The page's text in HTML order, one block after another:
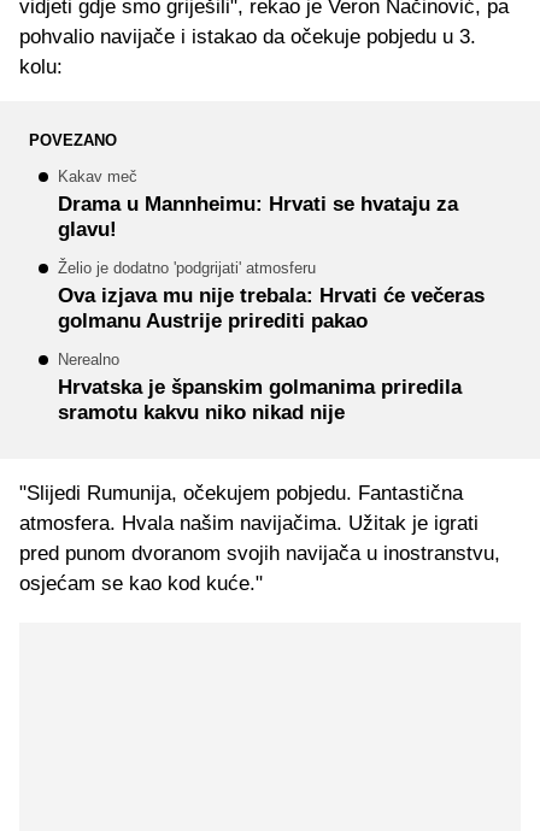
vidjeti gdje smo griješili", rekao je Veron Načinović, pa
pohvalio navijače i istakao da očekuje pobjedu u 3.
kolu:
POVEZANO
Kakav meč
Drama u Mannheimu: Hrvati se hvataju za
glavu!
Želio je dodatno 'podgrijati' atmosferu
Ova izjava mu nije trebala: Hrvati će večeras
golmanu Austrije prirediti pakao
Nerealno
Hrvatska je španskim golmanima priredila
sramotu kakvu niko nikad nije
"Slijedi Rumunija, očekujem pobjedu. Fantastična
atmosfera. Hvala našim navijačima. Užitak je igrati
pred punom dvoranom svojih navijača u inostranstvu,
osjećam se kao kod kuće."